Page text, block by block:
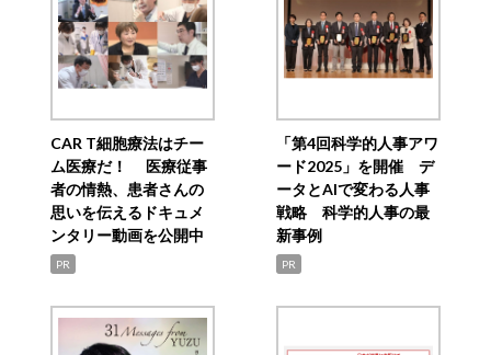
CAR T細胞療法はチー
ム医療だ！ 医療従事
者の情熱、患者さんの
思いを伝えるドキュメ
ンタリー動画を公開中
PR
「第4回科学的人事アワ
ード2025」を開催 デ
ータとAIで変わる人事
戦略 科学的人事の最
新事例
PR